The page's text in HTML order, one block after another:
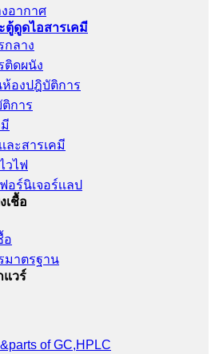
อากาศ
ตู้ดูดไอสารเคมี
กลาง
ติดผนัง
ห้องปฎิบัติการ
การ
ละสารเคมี
วไฟ
อร์นิเจอร์เเลป
เชื้อ
อ
มาตรฐาน
แวร์
of GC,HPLC